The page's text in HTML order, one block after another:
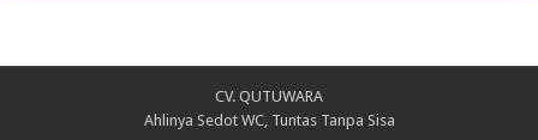
CV. QUTUWARA
Ahlinya Sedot WC, Tuntas Tanpa Sisa